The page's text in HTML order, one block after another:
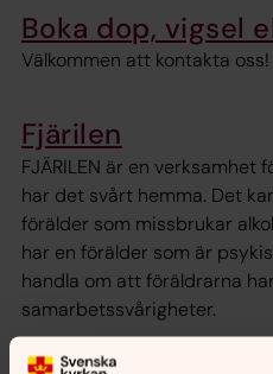
Boka dop, vigsel
Välkommen att kontakta oss!
Fjärilen
FJÄRILEN är en
har det svårt hemma. Det
förälder som missbrukar
har en förälder som är
handla om att föräldrarna
samarbetssvårigheter.